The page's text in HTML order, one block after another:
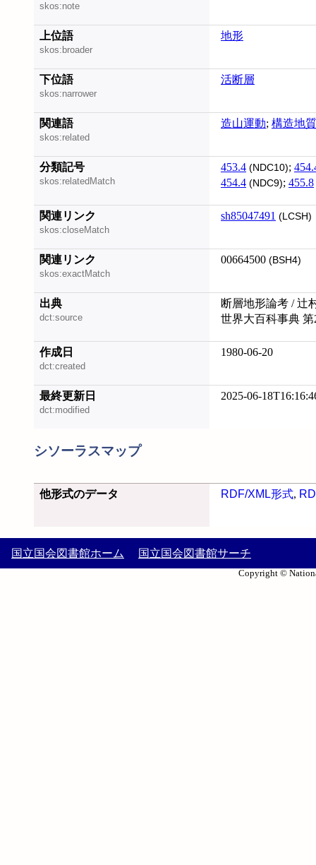
skos:note
上位語
skos:broader
地形
下位語
skos:narrower
活断層
関連語
skos:related
造山運動; 構造地
分類記号
skos:relatedMatch
453.4 (NDC10);
454.4 (NDC9); 455.8
関連リンク
skos:closeMatch
sh85047491 (LCSH)
関連リンク
skos:exactMatch
00664500 (BSH4)
出典
dct:source
断層地形論考 / 辻
世界大百科事典 第
作成日
dct:created
1980-06-20
最終更新日
dct:modified
2025-06-
シソーラスマップ
他形式のデータ RDF/XML形式,
国立国会図書館ホーム 国立国会図書館サーチ
Copyright ©